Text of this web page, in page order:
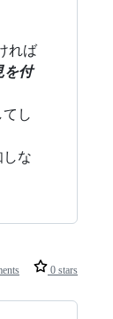
れば
を付
し
な
0 stars